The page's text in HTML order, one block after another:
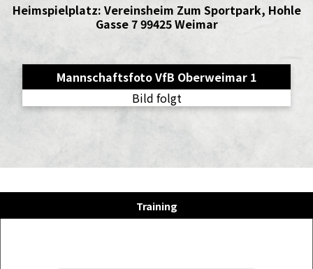
Heimspielplatz: Vereinsheim Zum Sportpark, Hohle
Gasse 7 99425 Weimar
Mannschaftsfoto VfB Oberweimar 1
Bild folgt
Training